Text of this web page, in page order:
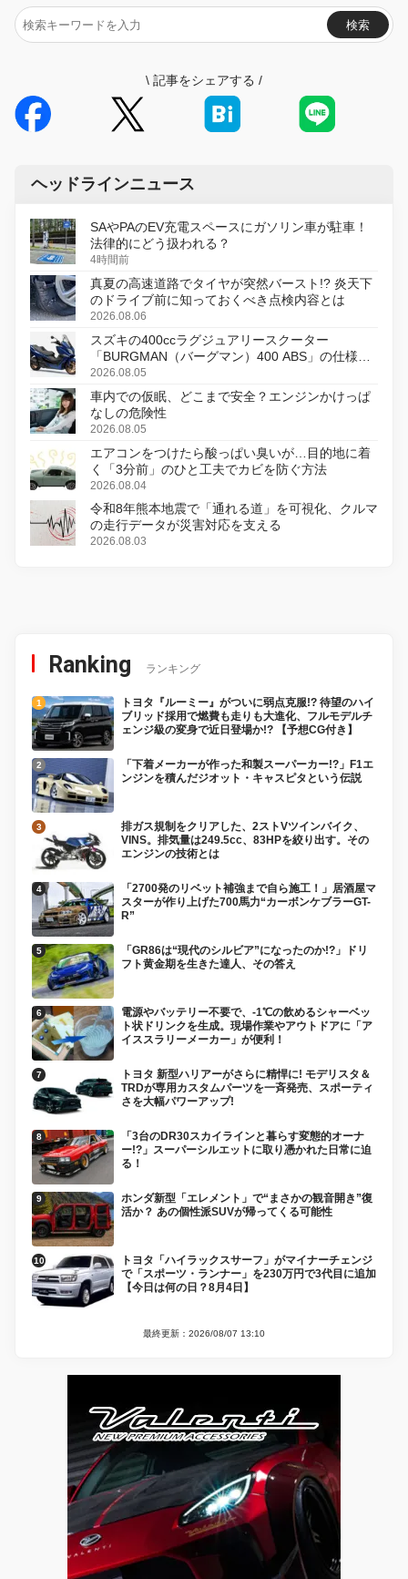
検索
\ 記事をシェアする /
ヘッドラインニュース
SAやPAのEV充電スペースにガソリン車が駐車！
法律的にどう扱われる？
4時間前
真夏の高速道路でタイヤが突然バースト!? 炎天下
のドライブ前に知っておくべき点検内容とは
2026.08.06
スズキの400ccラグジュアリースクーター
「BURGMAN（バーグマン）400 ABS」の仕様を
変更し、8月18日に発売
2026.08.05
車内での仮眠、どこまで安全？エンジンかけっぱ
なしの危険性
2026.08.05
エアコンをつけたら酸っぱい臭いが…目的地に着
く「3分前」のひと工夫でカビを防ぐ方法
2026.08.04
令和8年熊本地震で「通れる道」を可視化、クルマ
の走行データが災害対応を支える
2026.08.03
Ranking ランキング
トヨタ『ルーミー』がついに弱点克服!? 待望のハイ
ブリッド採用で燃費も走りも大進化、フルモデルチ
ェンジ級の変身で近日登場か!? 【予想CG付き】
「下着メーカーが作った和製スーパーカー!?」F1エ
ンジンを積んだジオット・キャスピタという伝説
排ガス規制をクリアした、2ストVツインバイク、
VINS。排気量は249.5cc、83HPを絞り出す。その
エンジンの技術とは
「2700発のリベット補強まで自ら施工！」居酒屋マ
スターが作り上げた700馬力“カーボンケブラーGT-
R”
「GR86は“現代のシルビア”になったのか!?」ドリ
フト黄金期を生きた達人、その答え
電源やバッテリー不要で、-1℃の飲めるシャーベッ
ト状ドリンクを生成。現場作業やアウトドアに「ア
イススラリーメーカー」が便利！
トヨタ 新型ハリアーがさらに精悍に! モデリスタ＆
TRDが専用カスタムパーツを一斉発売、スポーティ
さを大幅パワーアップ!
「3台のDR30スカイラインと暮らす変態的オーナ
ー!?」スーパーシルエットに取り憑かれた日常に迫
る！
ホンダ新型「エレメント」で“まさかの観音開き”復
活か？ あの個性派SUVが帰ってくる可能性
トヨタ「ハイラックスサーフ」がマイナーチェンジ
で「スポーツ・ランナー」を230万円で3代目に追加
【今日は何の日？8月4日】
最終更新：2026/08/07 13:10